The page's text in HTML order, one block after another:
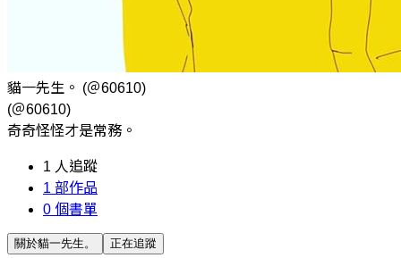
貓一先生。 (＠60610)
(＠60610)
奇奇怪怪才是常務。
1 人追蹤
1 部作品
0 個書單
關於貓一先生。 正在追蹤